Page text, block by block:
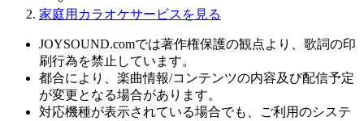
家庭用カラオケサービスを見る
JOYSOUND.comでは著作権保護の観点より、歌詞の印
刷行為を禁止しています。
都合により、楽曲情報/コンテンツの内容及び配信予定
が変更となる場合があります。
対応機種が表示されている場合でも、ご利用のシステ